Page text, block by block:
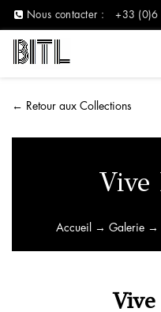
Nous contacter : +33
← Retour aux Collections
Vive
Accueil → Galerie →